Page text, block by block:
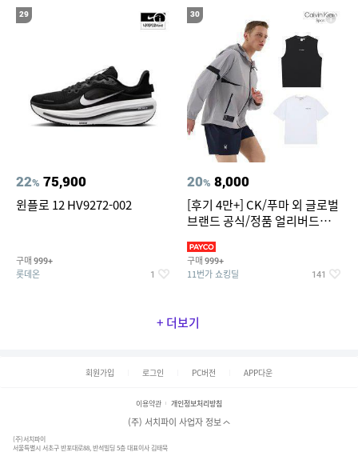
29
22% 75,900
윈플로 12 HV9272-002
구매 999+
롯데온 1
30
20% 8,000
[후기 4만+] CK/푸마 외 글로벌
브랜드 공식/정품 얼리버드
구매 999+
11번가 쇼킹딜 141
+ 더보기
회원가입 로그인 PC버전 APP다운
이용약관 개인정보처리방침
(주) 서치파이 사업자 정보
(주)서치파이
서울특별시 서초구 반포대로88, 반석빌딩 5층 대표이사 김태묵